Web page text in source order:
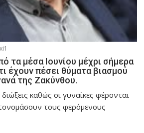
τα μέσα Ιουνίου μέχρι σήμερα
έχουν πέσει θύματα βιασμού
της Ζακύνθου.
καθώς οι γυναίκες φέρονται
τους φερόμενους